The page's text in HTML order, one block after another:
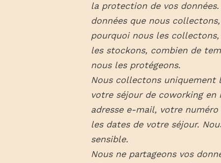
la protection de vos
données que nous
pourquoi nous les
les stockons, combien de
nous les protégeons.
Nous collectons uniquement
votre séjour de coworking
adresse e-mail, votre
les dates de votre séjour.
sensible.
Nous ne partageons vos